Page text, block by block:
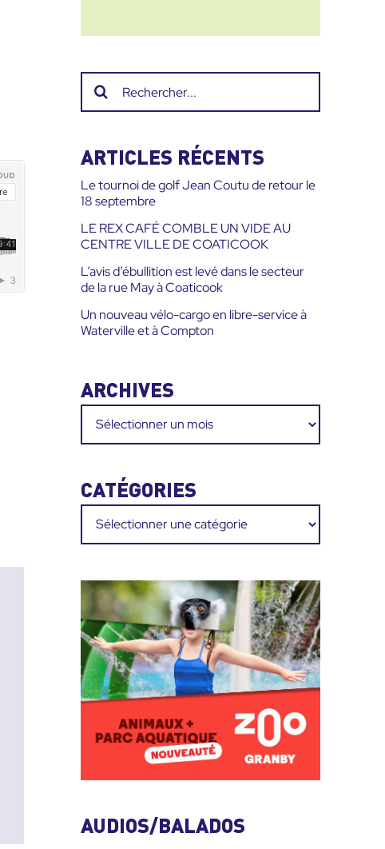
Recherche
site
:
ARTICLES RÉCENTS
Le tournoi de golf Jean Coutu de retour le
18 septembre
LE REX CAFÉ COMBLE UN VIDE AU
CENTRE VILLE DE COATICOOK
L’avis d’ébullition est levé dans le secteur
de la rue May à Coaticook
Un nouveau vélo-cargo en libre-service à
Waterville et à Compton
ARCHIVES
Archives
CATÉGORIES
Catégories
AUDIOS/BALADOS